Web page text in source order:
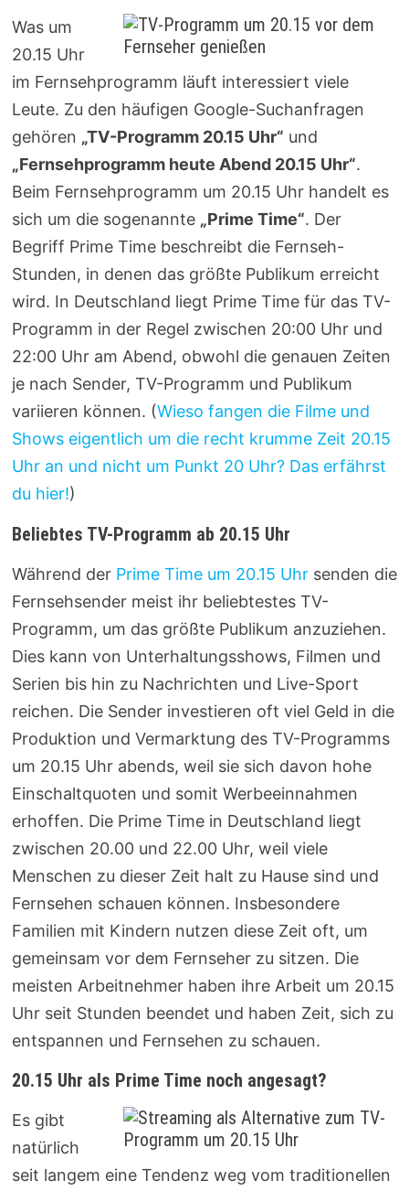
Was um
20.15 Uhr
im Fernsehprogramm läuft interessiert viele
Leute. Zu den häufigen Google-Suchanfragen
gehören „TV-Programm 20.15 Uhr“ und
„Fernsehprogramm heute Abend 20.15 Uhr“.
Beim Fernsehprogramm um 20.15 Uhr handelt es
sich um die sogenannte „Prime Time“. Der
Begriff Prime Time beschreibt die Fernseh-
Stunden, in denen das größte Publikum erreicht
wird. In Deutschland liegt Prime Time für das TV-
Programm in der Regel zwischen 20:00 Uhr und
22:00 Uhr am Abend, obwohl die genauen Zeiten
je nach Sender, TV-Programm und Publikum
variieren können. (Wieso fangen die Filme und
Shows eigentlich um die recht krumme Zeit 20.15
Uhr an und nicht um Punkt 20 Uhr? Das erfährst
du hier!)
Beliebtes TV-Programm ab 20.15 Uhr
Während der Prime Time um 20.15 Uhrsenden die
Fernsehsender meist ihr beliebtestes TV-
Programm, um das größte Publikum anzuziehen.
Dies kann von Unterhaltungsshows, Filmen und
Serien bis hin zu Nachrichten und Live-Sport
reichen. Die Sender investieren oft viel Geld in die
Produktion und Vermarktung des TV-Programms
um 20.15 Uhr abends, weil sie sich davon hohe
Einschaltquoten und somit Werbeeinnahmen
erhoffen. Die Prime Time in Deutschland liegt
zwischen 20.00 und 22.00 Uhr, weil viele
Menschen zu dieser Zeit halt zu Hause sind und
Fernsehen schauen können. Insbesondere
Familien mit Kindern nutzen diese Zeit oft, um
gemeinsam vor dem Fernseher zu sitzen. Die
meisten Arbeitnehmer haben ihre Arbeit um 20.15
Uhr seit Stunden beendet und haben Zeit, sich zu
entspannen und Fernsehen zu schauen.
20.15 Uhr als Prime Time noch angesagt?
Es gibt
natürlich
seit langem eine Tendenz weg vom traditionellen